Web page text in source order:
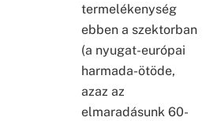
termelékenység
ebben a szektorban
(a nyugat-európai
harmada-ötöde,
azaz az
elmaradásunk 60-